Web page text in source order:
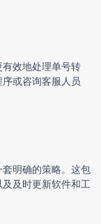
效地处理单号转
或咨询客服人员
明确的策略。这包
及时更新软件和工